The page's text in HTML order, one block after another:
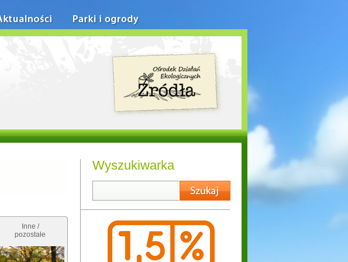
Inne /
pozostałe
Wyszukiwarka
Aktualności Parki i ogrody